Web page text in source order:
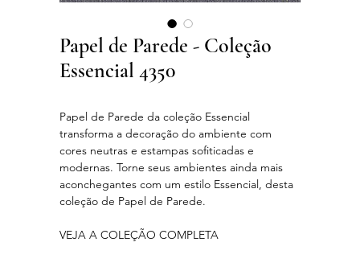
Papel de Parede - Coleção
Essencial 4350
Papel de Parede da coleção Essencial
transforma a decoração do ambiente com
cores neutras e estampas sofiticadas e
modernas. Torne seus ambientes ainda mais
aconchegantes com um estilo Essencial, desta
coleção de Papel de Parede.
VEJA A COLEÇÃO COMPLETA